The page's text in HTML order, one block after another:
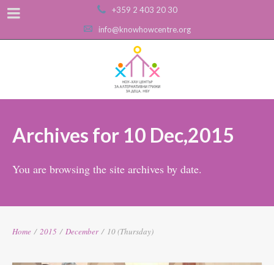
+359 2 403 20 30
info@knowhowcentre.org
Archives for 10 Dec,2015
You are browsing the site archives by date.
Home / 2015 / December / 10 (Thursday)